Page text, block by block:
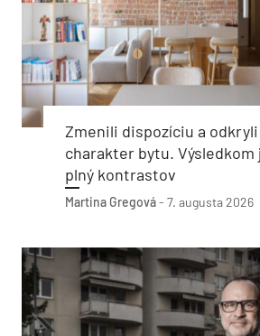
Zmenili dispozíciu a
charakter bytu.
plný kontrastov
Martina Gregová- 7. augusta 2026